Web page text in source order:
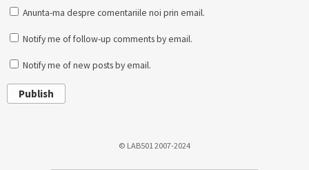
Anunta-ma despre comentariile noi prin email.
Notify me of follow-up comments by email.
Notify me of new posts by email.
Publish
© LAB501 2007-2024